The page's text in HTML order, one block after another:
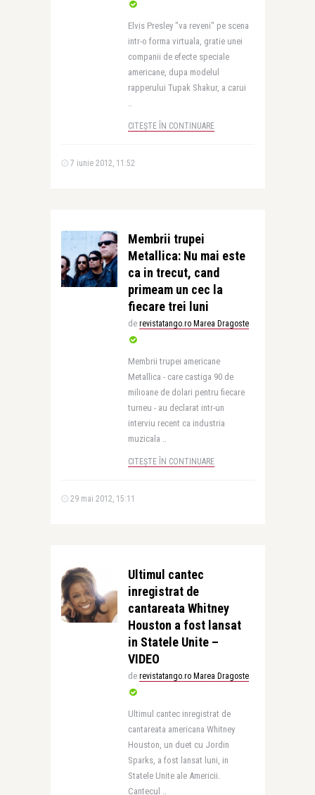
Elvis Presley "va reveni" pe scena
intr-o forma virtuala, gratie unei
companii de efecte speciale
americane, dupa modelul
rapperului Tupak Shakur, a carui
..
CITEȘTE ÎN CONTINUARE
7 iunie 2012, 11:52
Membrii trupei
Metallica: Nu mai este
ca in trecut, cand
primeam un cec la
fiecare trei luni
de revistatango.ro Marea Dragoste
Membrii trupei americane
Metallica - care castiga 90 de
milioane de dolari pentru fiecare
turneu - au declarat intr-un
interviu recent ca industria
muzicala ..
CITEȘTE ÎN CONTINUARE
29 mai 2012, 15:11
Ultimul cantec
inregistrat de
cantareata Whitney
Houston a fost lansat
in Statele Unite –
VIDEO
de revistatango.ro Marea Dragoste
Ultimul cantec inregistrat de
cantareata americana Whitney
Houston, un duet cu Jordin
Sparks, a fost lansat luni, in
Statele Unite ale Americii.
Cantecul ..